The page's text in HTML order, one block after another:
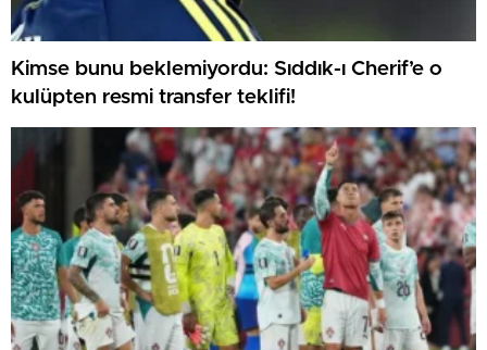
Kimse bunu beklemiyordu: Sıddık-ı Cherif’e o
kulüpten resmi transfer teklifi!